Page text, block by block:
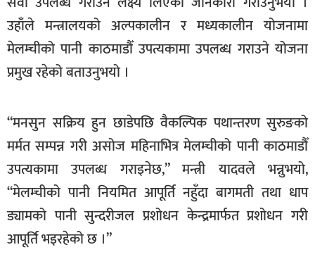
शिक्षा
विचार
स्वास्थ्य
उहाँले मन्त्रालयको अल्पकालीन र मध्यकालीन योजनामा
मेलम्चीको पानी काठमाडौँ उपत्यकामा उपलब्ध गराउने योजना
प्रमुख रहेको बताउनुभयो ।
“मनसुन सक्रिय हुन छाडेपछि वैकल्पिक पथान्तरण सुरुङको
मर्मत सम्पन्न गरी असोज महिनाभित्र मेलम्चीको पानी काठमाडौँ
उपत्यकामा उपलब्ध गराइनेछ,” मन्त्री यादवले भन्नुभयो,
“मेलम्चीको पानी नियमित आपूर्ति नहुँदा बागमती तथा धाप
ड्यामको पानी सुन्दरीजल प्रशोधन केन्द्रमार्फत प्रशोधन गरी
आपूर्ति भइरहेको छ ।”